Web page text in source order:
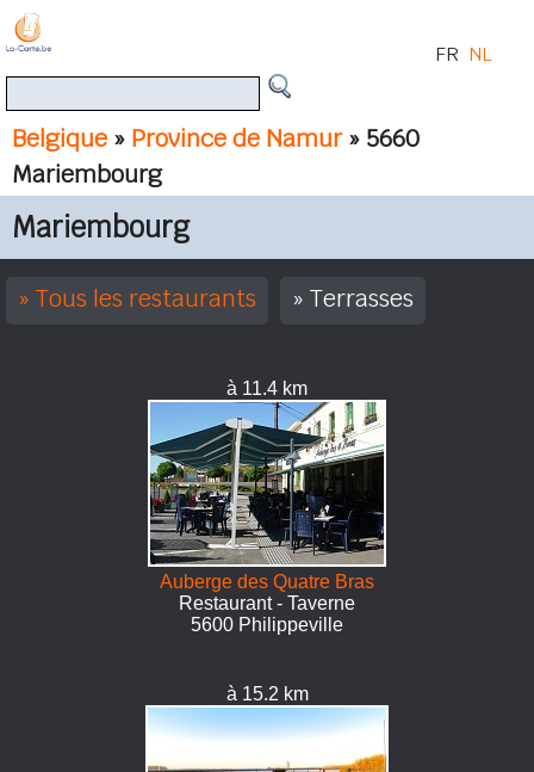
Belgique » Province de Namur» 5660
Mariembourg
FR NL
Mariembourg
Tous les restaurants Terrasses
à 11.4 km
Auberge des Quatre Bras
Restaurant - Taverne
5600 Philippeville
à 15.2 km